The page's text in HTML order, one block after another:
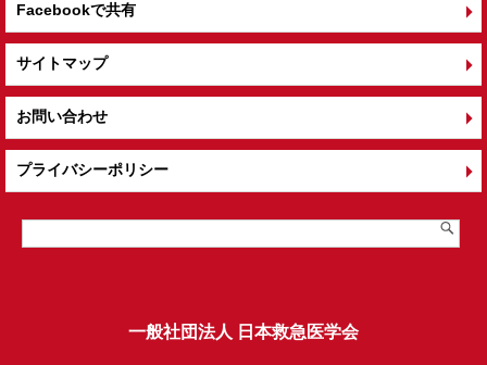
Facebookで共有
サイトマップ
お問い合わせ
プライバシーポリシー
一般社団法人 日本救急医学会